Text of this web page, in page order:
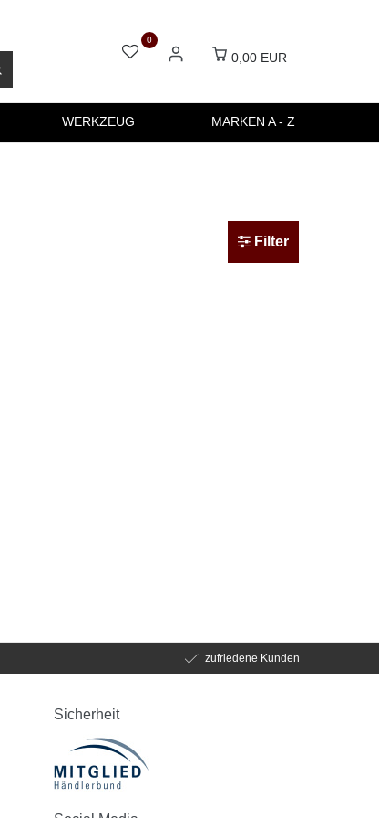
0
0,00 EUR
WERKZEUG MARKEN A - Z
Filter
zufriedene Kunden
Sicherheit